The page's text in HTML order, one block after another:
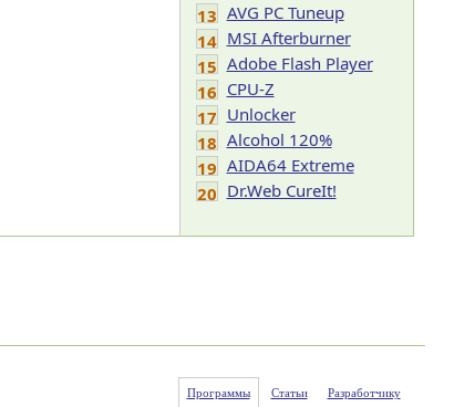
13 AVG PC Tuneup
14 MSI Afterburner
15 Adobe Flash Player
16 CPU-Z
17 Unlocker
18 Alcohol 120%
19 AIDA64 Extreme
20 Dr.Web CureIt!
Программы Статьи Разработчику